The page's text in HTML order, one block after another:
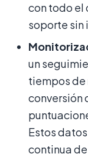
con todo el
soporte sin
un
tiempos de
conversión
Estos
continua